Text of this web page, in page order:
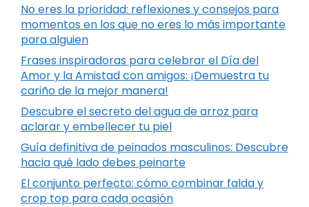
No eres la prioridad: reflexiones y consejos para
momentos en los que no eres lo más importante
para alguien
Frases inspiradoras para celebrar el Día del
Amor y la Amistad con amigos: ¡Demuestra tu
cariño de la mejor manera!
Descubre el secreto del agua de arroz para
aclarar y embellecer tu piel
Guía definitiva de peinados masculinos: Descubre
hacia qué lado debes peinarte
El conjunto perfecto: cómo combinar falda y
crop top para cada ocasión